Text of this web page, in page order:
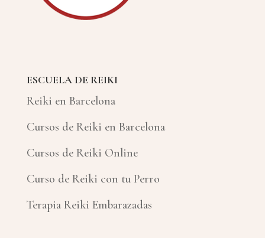
ESCUELA DE REIKI
Reiki en Barcelona
Cursos de Reiki en Barcelona
Cursos de Reiki Online
Curso de Reiki con tu Perro
Terapia Reiki Embarazadas